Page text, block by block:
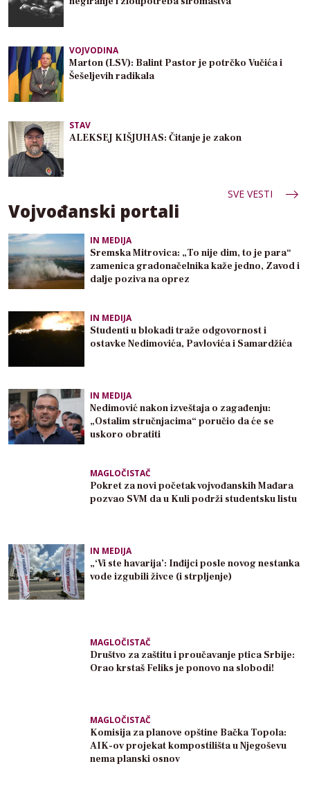
VOJVODINA
Marton (LSV): Balint Pastor je potrčko Vučića i
Šešeljevih radikala
STAV
ALEKSEJ KIŠJUHAS: Čitanje je zakon
SVE VESTI
Vojvođanski portali
IN MEDIJA
Sremska Mitrovica: „To nije dim, to je para“
zamenica gradonačelnika kaže jedno, Zavod i
dalje poziva na oprez
IN MEDIJA
Studenti u blokadi traže odgovornost i
ostavke Nedimovića, Pavlovića i Samardžića
IN MEDIJA
Nedimović nakon izveštaja o zagađenju:
„Ostalim stručnjacima“ poručio da će se
uskoro obratiti
MAGLOČISTAČ
Pokret za novi početak vojvođanskih Mađara
pozvao SVM da u Kuli podrži studentsku listu
IN MEDIJA
„‘Vi ste havarija’: Inđijci posle novog nestanka
vode izgubili živce (i strpljenje)
MAGLOČISTAČ
Društvo za zaštitu i proučavanje ptica Srbije:
Orao krstaš Feliks je ponovo na slobodi!
MAGLOČISTAČ
Komisija za planove opštine Bačka Topola:
AIK-ov projekat kompostilišta u Njegoševu
nema planski osnov